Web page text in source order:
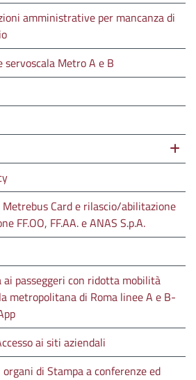
amministrative per mancanza di
Metro A e B
Card e rilascio/abilitazione
FF.OO, FF.AA. e ANAS S.p.A.
ai passeggeri con ridotta mobilità
metropolitana di Roma linee A e B-
ai siti aziendali
di Stampa a conferenze ed